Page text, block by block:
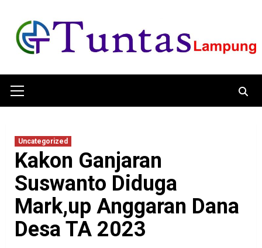
content
Menu
Uncategorized
Kakon Ganjaran
Suswanto Diduga
Mark,up Anggaran Dana
Desa TA 2023